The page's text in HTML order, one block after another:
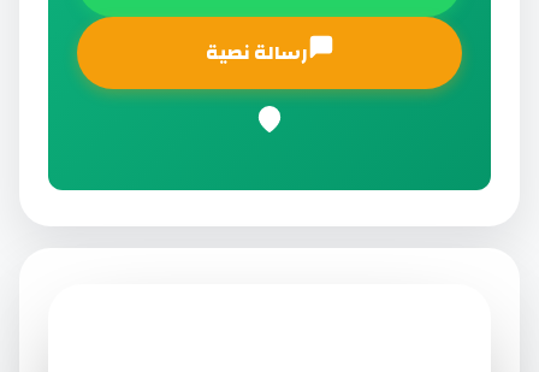
رسالة نصية